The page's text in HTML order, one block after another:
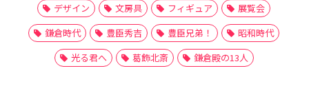
デザイン
文房具 フィギュア
展覧会
鎌倉時代
豊臣秀吉 豊臣兄弟！
昭和時代
光る君へ
葛飾北斎 鎌倉殿の13人